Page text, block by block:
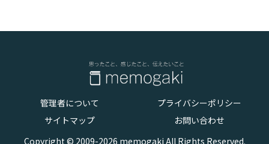
管理者について
プライバシーポリシー
サイトマップ
お問い合わせ
Copyright © 2009-2026 memogaki All Rights Reserved.